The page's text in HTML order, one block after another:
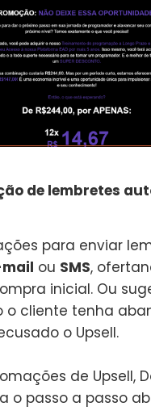
de lembretes
para enviar
mail ou SMS,
inicial. Ou
o cliente tenha
o Upsell.
de Upsell,
o passo a passo